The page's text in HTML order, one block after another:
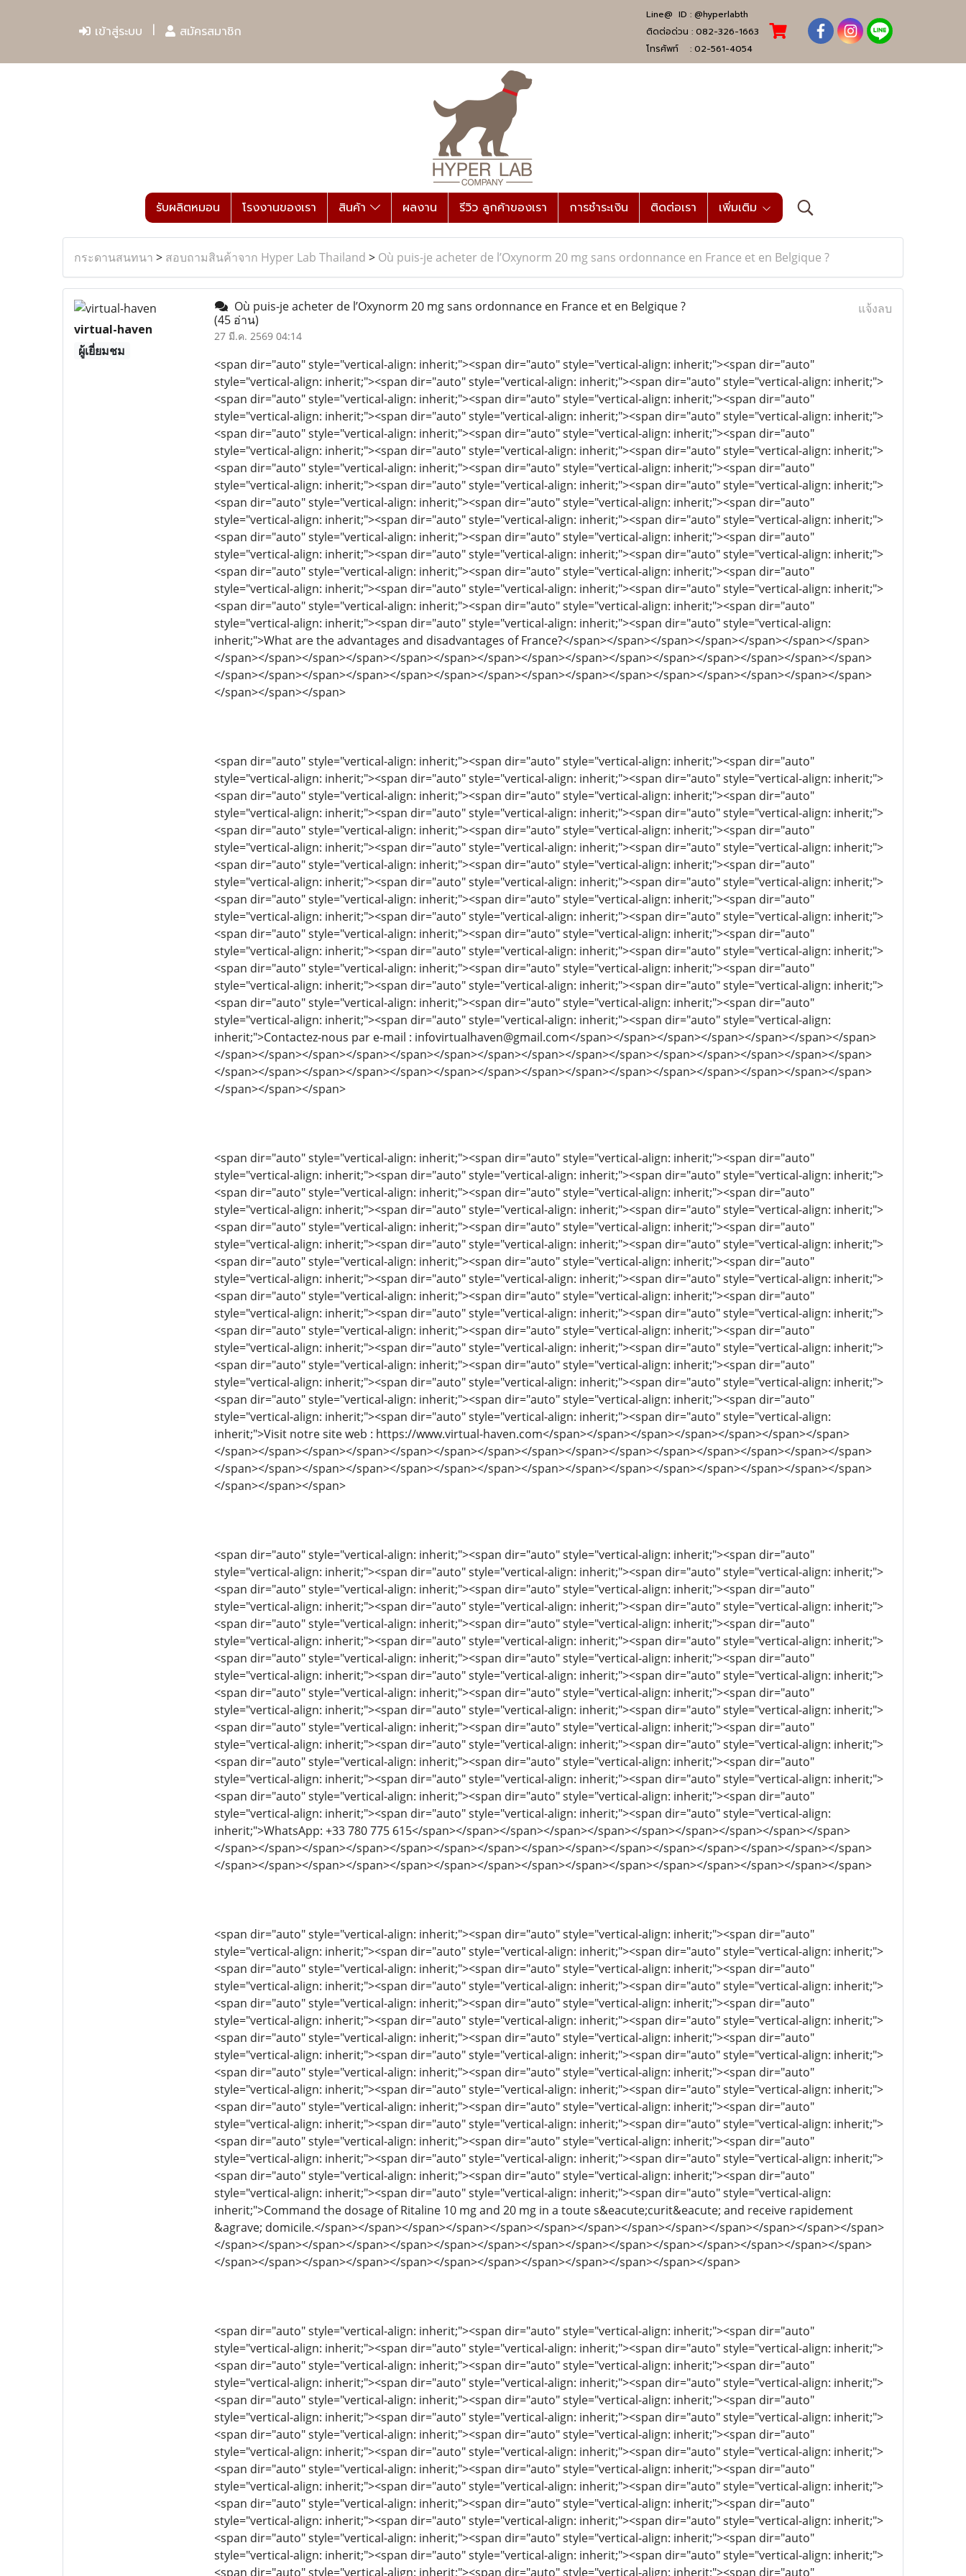
เข้าสู่ระบบ สมัครสมาชิก
Line@ ID : @hyperlabth
ติดต่อด่วน : 082-326-1663
โทรศัพท์ : 02-561-4054
รับผลิตหมอน โรงงานของเรา สินค้า ผลงาน รีวิว ลูกค้าของเรา การชำระเงิน ติดต่อเรา เพิ่มเติม
กระดานสนทนา > สอบถามสินค้าจาก Hyper Lab Thailand > Où puis-je acheter de l’Oxynorm 20 mg sans ordonnance en France et en Belgique ?
virtual-haven
ผู้เยี่ยมชม
Où puis-je acheter de l’Oxynorm 20 mg sans ordonnance en France et en Belgique ?
(45 อ่าน)
27 มี.ค. 2569 04:14
แจ้งลบ
<span dir="auto" style="vertical-align: inherit;"><span dir="auto" style="vertical-align: inherit;"><span dir="auto"
style="vertical-align: inherit;"><span dir="auto" style="vertical-align: inherit;"><span dir="auto" style="vertical-align: inherit;">
<span dir="auto" style="vertical-align: inherit;"><span dir="auto" style="vertical-align: inherit;"><span dir="auto"
style="vertical-align: inherit;"><span dir="auto" style="vertical-align: inherit;"><span dir="auto" style="vertical-align: inherit;">
<span dir="auto" style="vertical-align: inherit;"><span dir="auto" style="vertical-align: inherit;"><span dir="auto"
style="vertical-align: inherit;"><span dir="auto" style="vertical-align: inherit;"><span dir="auto" style="vertical-align: inherit;">
<span dir="auto" style="vertical-align: inherit;"><span dir="auto" style="vertical-align: inherit;"><span dir="auto"
style="vertical-align: inherit;"><span dir="auto" style="vertical-align: inherit;"><span dir="auto" style="vertical-align: inherit;">
<span dir="auto" style="vertical-align: inherit;"><span dir="auto" style="vertical-align: inherit;"><span dir="auto"
style="vertical-align: inherit;"><span dir="auto" style="vertical-align: inherit;"><span dir="auto" style="vertical-align: inherit;">
<span dir="auto" style="vertical-align: inherit;"><span dir="auto" style="vertical-align: inherit;"><span dir="auto"
style="vertical-align: inherit;"><span dir="auto" style="vertical-align: inherit;"><span dir="auto" style="vertical-align: inherit;">
<span dir="auto" style="vertical-align: inherit;"><span dir="auto" style="vertical-align: inherit;"><span dir="auto"
style="vertical-align: inherit;"><span dir="auto" style="vertical-align: inherit;"><span dir="auto" style="vertical-align: inherit;">
<span dir="auto" style="vertical-align: inherit;"><span dir="auto" style="vertical-align: inherit;"><span dir="auto"
style="vertical-align: inherit;"><span dir="auto" style="vertical-align: inherit;"><span dir="auto" style="vertical-align:
inherit;">What are the advantages and disadvantages of France?</span></span></span></span></span></span></span>
</span></span></span></span></span></span></span></span></span></span></span></span></span></span></span>
</span></span></span></span></span></span></span></span></span></span></span></span></span></span></span>
</span></span></span>
<span dir="auto" style="vertical-align: inherit;"><span dir="auto" style="vertical-align: inherit;"><span dir="auto"
style="vertical-align: inherit;"><span dir="auto" style="vertical-align: inherit;"><span dir="auto" style="vertical-align: inherit;">
<span dir="auto" style="vertical-align: inherit;"><span dir="auto" style="vertical-align: inherit;"><span dir="auto"
style="vertical-align: inherit;"><span dir="auto" style="vertical-align: inherit;"><span dir="auto" style="vertical-align: inherit;">
<span dir="auto" style="vertical-align: inherit;"><span dir="auto" style="vertical-align: inherit;"><span dir="auto"
style="vertical-align: inherit;"><span dir="auto" style="vertical-align: inherit;"><span dir="auto" style="vertical-align: inherit;">
<span dir="auto" style="vertical-align: inherit;"><span dir="auto" style="vertical-align: inherit;"><span dir="auto"
style="vertical-align: inherit;"><span dir="auto" style="vertical-align: inherit;"><span dir="auto" style="vertical-align: inherit;">
<span dir="auto" style="vertical-align: inherit;"><span dir="auto" style="vertical-align: inherit;"><span dir="auto"
style="vertical-align: inherit;"><span dir="auto" style="vertical-align: inherit;"><span dir="auto" style="vertical-align: inherit;">
<span dir="auto" style="vertical-align: inherit;"><span dir="auto" style="vertical-align: inherit;"><span dir="auto"
style="vertical-align: inherit;"><span dir="auto" style="vertical-align: inherit;"><span dir="auto" style="vertical-align: inherit;">
<span dir="auto" style="vertical-align: inherit;"><span dir="auto" style="vertical-align: inherit;"><span dir="auto"
style="vertical-align: inherit;"><span dir="auto" style="vertical-align: inherit;"><span dir="auto" style="vertical-align: inherit;">
<span dir="auto" style="vertical-align: inherit;"><span dir="auto" style="vertical-align: inherit;"><span dir="auto"
style="vertical-align: inherit;"><span dir="auto" style="vertical-align: inherit;"><span dir="auto" style="vertical-align:
inherit;">Contactez-nous par e-mail : infovirtualhaven@gmail.com</span></span></span></span></span></span></span>
</span></span></span></span></span></span></span></span></span></span></span></span></span></span></span>
</span></span></span></span></span></span></span></span></span></span></span></span></span></span></span>
</span></span></span>
<span dir="auto" style="vertical-align: inherit;"><span dir="auto" style="vertical-align: inherit;"><span dir="auto"
style="vertical-align: inherit;"><span dir="auto" style="vertical-align: inherit;"><span dir="auto" style="vertical-align: inherit;">
<span dir="auto" style="vertical-align: inherit;"><span dir="auto" style="vertical-align: inherit;"><span dir="auto"
style="vertical-align: inherit;"><span dir="auto" style="vertical-align: inherit;"><span dir="auto" style="vertical-align: inherit;">
<span dir="auto" style="vertical-align: inherit;"><span dir="auto" style="vertical-align: inherit;"><span dir="auto"
style="vertical-align: inherit;"><span dir="auto" style="vertical-align: inherit;"><span dir="auto" style="vertical-align: inherit;">
<span dir="auto" style="vertical-align: inherit;"><span dir="auto" style="vertical-align: inherit;"><span dir="auto"
style="vertical-align: inherit;"><span dir="auto" style="vertical-align: inherit;"><span dir="auto" style="vertical-align: inherit;">
<span dir="auto" style="vertical-align: inherit;"><span dir="auto" style="vertical-align: inherit;"><span dir="auto"
style="vertical-align: inherit;"><span dir="auto" style="vertical-align: inherit;"><span dir="auto" style="vertical-align: inherit;">
<span dir="auto" style="vertical-align: inherit;"><span dir="auto" style="vertical-align: inherit;"><span dir="auto"
style="vertical-align: inherit;"><span dir="auto" style="vertical-align: inherit;"><span dir="auto" style="vertical-align: inherit;">
<span dir="auto" style="vertical-align: inherit;"><span dir="auto" style="vertical-align: inherit;"><span dir="auto"
style="vertical-align: inherit;"><span dir="auto" style="vertical-align: inherit;"><span dir="auto" style="vertical-align: inherit;">
<span dir="auto" style="vertical-align: inherit;"><span dir="auto" style="vertical-align: inherit;"><span dir="auto"
style="vertical-align: inherit;"><span dir="auto" style="vertical-align: inherit;"><span dir="auto" style="vertical-align:
inherit;">Visit notre site web : https://www.virtual-haven.com</span></span></span></span></span></span></span>
</span></span></span></span></span></span></span></span></span></span></span></span></span></span></span>
</span></span></span></span></span></span></span></span></span></span></span></span></span></span></span>
</span></span></span>
<span dir="auto" style="vertical-align: inherit;"><span dir="auto" style="vertical-align: inherit;"><span dir="auto"
style="vertical-align: inherit;"><span dir="auto" style="vertical-align: inherit;"><span dir="auto" style="vertical-align: inherit;">
<span dir="auto" style="vertical-align: inherit;"><span dir="auto" style="vertical-align: inherit;"><span dir="auto"
style="vertical-align: inherit;"><span dir="auto" style="vertical-align: inherit;"><span dir="auto" style="vertical-align: inherit;">
<span dir="auto" style="vertical-align: inherit;"><span dir="auto" style="vertical-align: inherit;"><span dir="auto"
style="vertical-align: inherit;"><span dir="auto" style="vertical-align: inherit;"><span dir="auto" style="vertical-align: inherit;">
<span dir="auto" style="vertical-align: inherit;"><span dir="auto" style="vertical-align: inherit;"><span dir="auto"
style="vertical-align: inherit;"><span dir="auto" style="vertical-align: inherit;"><span dir="auto" style="vertical-align: inherit;">
<span dir="auto" style="vertical-align: inherit;"><span dir="auto" style="vertical-align: inherit;"><span dir="auto"
style="vertical-align: inherit;"><span dir="auto" style="vertical-align: inherit;"><span dir="auto" style="vertical-align: inherit;">
<span dir="auto" style="vertical-align: inherit;"><span dir="auto" style="vertical-align: inherit;"><span dir="auto"
style="vertical-align: inherit;"><span dir="auto" style="vertical-align: inherit;"><span dir="auto" style="vertical-align: inherit;">
<span dir="auto" style="vertical-align: inherit;"><span dir="auto" style="vertical-align: inherit;"><span dir="auto"
style="vertical-align: inherit;"><span dir="auto" style="vertical-align: inherit;"><span dir="auto" style="vertical-align: inherit;">
<span dir="auto" style="vertical-align: inherit;"><span dir="auto" style="vertical-align: inherit;"><span dir="auto"
style="vertical-align: inherit;"><span dir="auto" style="vertical-align: inherit;"><span dir="auto" style="vertical-align:
inherit;">WhatsApp: +33 780 775 615</span></span></span></span></span></span></span></span></span></span>
</span></span></span></span></span></span></span></span></span></span></span></span></span></span></span>
</span></span></span></span></span></span></span></span></span></span></span></span></span></span></span>
<span dir="auto" style="vertical-align: inherit;"><span dir="auto" style="vertical-align: inherit;"><span dir="auto"
style="vertical-align: inherit;"><span dir="auto" style="vertical-align: inherit;"><span dir="auto" style="vertical-align: inherit;">
<span dir="auto" style="vertical-align: inherit;"><span dir="auto" style="vertical-align: inherit;"><span dir="auto"
style="vertical-align: inherit;"><span dir="auto" style="vertical-align: inherit;"><span dir="auto" style="vertical-align: inherit;">
<span dir="auto" style="vertical-align: inherit;"><span dir="auto" style="vertical-align: inherit;"><span dir="auto"
style="vertical-align: inherit;"><span dir="auto" style="vertical-align: inherit;"><span dir="auto" style="vertical-align: inherit;">
<span dir="auto" style="vertical-align: inherit;"><span dir="auto" style="vertical-align: inherit;"><span dir="auto"
style="vertical-align: inherit;"><span dir="auto" style="vertical-align: inherit;"><span dir="auto" style="vertical-align: inherit;">
<span dir="auto" style="vertical-align: inherit;"><span dir="auto" style="vertical-align: inherit;"><span dir="auto"
style="vertical-align: inherit;"><span dir="auto" style="vertical-align: inherit;"><span dir="auto" style="vertical-align: inherit;">
<span dir="auto" style="vertical-align: inherit;"><span dir="auto" style="vertical-align: inherit;"><span dir="auto"
style="vertical-align: inherit;"><span dir="auto" style="vertical-align: inherit;"><span dir="auto" style="vertical-align: inherit;">
<span dir="auto" style="vertical-align: inherit;"><span dir="auto" style="vertical-align: inherit;"><span dir="auto"
style="vertical-align: inherit;"><span dir="auto" style="vertical-align: inherit;"><span dir="auto" style="vertical-align: inherit;">
<span dir="auto" style="vertical-align: inherit;"><span dir="auto" style="vertical-align: inherit;"><span dir="auto"
style="vertical-align: inherit;"><span dir="auto" style="vertical-align: inherit;"><span dir="auto" style="vertical-align:
inherit;">Command the dosage of Ritaline 10 mg and 20 mg in a toute s&eacute;curit&eacute; and receive rapidement
&agrave; domicile.</span></span></span></span></span></span></span></span></span></span></span></span></span>
</span></span></span></span></span></span></span></span></span></span></span></span></span></span></span>
</span></span></span></span></span></span></span></span></span></span></span></span>
<span dir="auto" style="vertical-align: inherit;"><span dir="auto" style="vertical-align: inherit;"><span dir="auto"
style="vertical-align: inherit;"><span dir="auto" style="vertical-align: inherit;"><span dir="auto" style="vertical-align: inherit;">
<span dir="auto" style="vertical-align: inherit;"><span dir="auto" style="vertical-align: inherit;"><span dir="auto"
style="vertical-align: inherit;"><span dir="auto" style="vertical-align: inherit;"><span dir="auto" style="vertical-align: inherit;">
<span dir="auto" style="vertical-align: inherit;"><span dir="auto" style="vertical-align: inherit;"><span dir="auto"
style="vertical-align: inherit;"><span dir="auto" style="vertical-align: inherit;"><span dir="auto" style="vertical-align: inherit;">
<span dir="auto" style="vertical-align: inherit;"><span dir="auto" style="vertical-align: inherit;"><span dir="auto"
style="vertical-align: inherit;"><span dir="auto" style="vertical-align: inherit;"><span dir="auto" style="vertical-align: inherit;">
<span dir="auto" style="vertical-align: inherit;"><span dir="auto" style="vertical-align: inherit;"><span dir="auto"
style="vertical-align: inherit;"><span dir="auto" style="vertical-align: inherit;"><span dir="auto" style="vertical-align: inherit;">
<span dir="auto" style="vertical-align: inherit;"><span dir="auto" style="vertical-align: inherit;"><span dir="auto"
style="vertical-align: inherit;"><span dir="auto" style="vertical-align: inherit;"><span dir="auto" style="vertical-align: inherit;">
<span dir="auto" style="vertical-align: inherit;"><span dir="auto" style="vertical-align: inherit;"><span dir="auto"
style="vertical-align: inherit;"><span dir="auto" style="vertical-align: inherit;"><span dir="auto" style="vertical-align: inherit;">
<span dir="auto" style="vertical-align: inherit;"><span dir="auto" style="vertical-align: inherit;"><span dir="auto"